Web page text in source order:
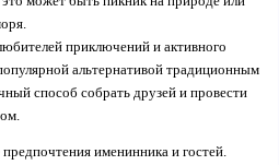
приключений и активного
альтернативой традиционным
способ собрать друзей и провести
именинника и гостей.